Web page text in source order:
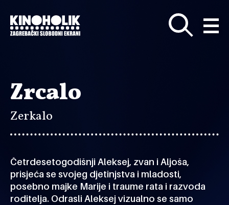
glavni
sadržaj
Zrcalo
Zerkalo
Četrdesetogodišnji Aleksej, zvan i Aljoša,
prisjeća se svojeg djetinjstva i mladosti,
posebno majke Marije i traume rata i razvoda
roditelja. Odrasli Aleksej vizualno se samo